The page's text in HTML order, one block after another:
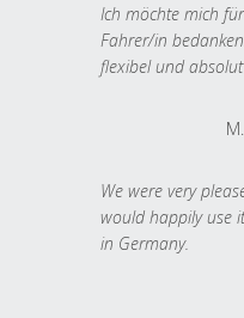
Ich möchte mich
Fahrer/in
flexibel und
We were very
would happily use
in Germany.